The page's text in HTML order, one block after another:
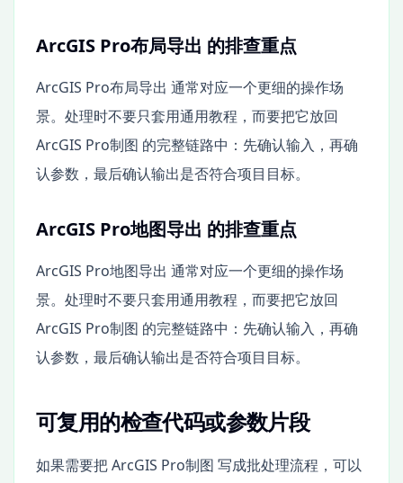
ArcGIS Pro布局导出 的排查重点
ArcGIS Pro布局导出 通常对应一个更细的操作场
景。处理时不要只套用通用教程，而要把它放回
ArcGIS Pro制图 的完整链路中：先确认输入，再确
认参数，最后确认输出是否符合项目目标。
ArcGIS Pro地图导出 的排查重点
ArcGIS Pro地图导出 通常对应一个更细的操作场
景。处理时不要只套用通用教程，而要把它放回
ArcGIS Pro制图 的完整链路中：先确认输入，再确
认参数，最后确认输出是否符合项目目标。
可复用的检查代码或参数片段
如果需要把 ArcGIS Pro制图 写成批处理流程，可以